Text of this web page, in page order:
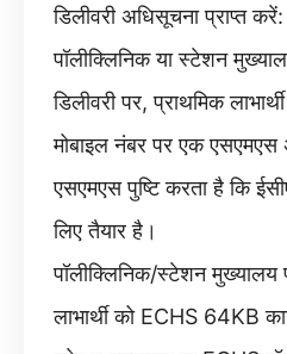
डिलीवरी अधिसूचना प्राप्त
पॉलीक्लिनिक या स्टेशन
डिलीवरी पर, प्राथमिक
मोबाइल नंबर पर एक एसएमएस
एसएमएस पुष्टि करता है कि
लिए तैयार है।
पॉलीक्लिनिक/स्टेशन मुख्यालय
लाभार्थी को ECHS 64KB